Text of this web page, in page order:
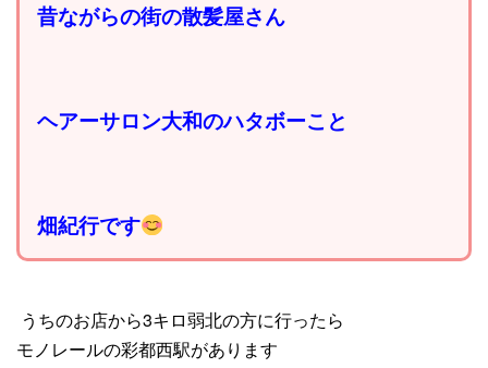
昔ながらの街の散髪屋さん
ヘアーサロン大和のハタボーこと
畑紀行です
うちのお店から3キロ弱北の方に行ったら
モノレールの彩都西駅があります